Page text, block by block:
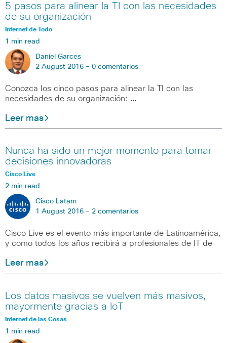
5 pasos para alinear la TI con las necesidades
de su organización
Internet de Todo
1 min read
Daniel Garces
2 August 2016 - 0 comentarios
Conozca los cinco pasos para alinear la TI con las
necesidades de su organización: …
Leer mas
Nunca ha sido un mejor momento para tomar
decisiones innovadoras
Cisco Live
2 min read
Cisco Latam
1 August 2016 - 2 comentarios
Cisco Live es el evento más importante de Latinoamérica,
y como todos los años recibirá a profesionales de IT de
Leer mas
Los datos masivos se vuelven más masivos,
mayormente gracias a IoT
Internet de las Cosas
1 min read